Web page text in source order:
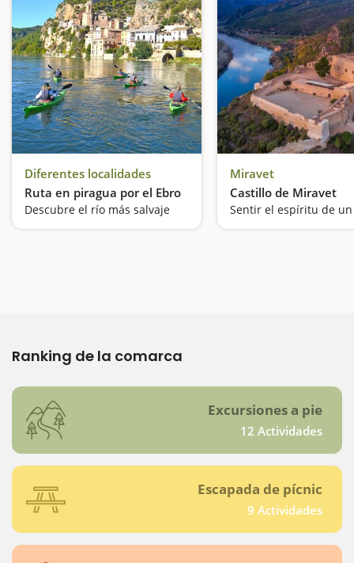
Diferentes localidades
Ruta en piragua por el Ebro
Descubre el río más salvaje
Miravet
Castillo de Miravet
Ranking de la comarca
Excursiones a pie
12 Actividades
Escapada de pícnic
9 Actividades